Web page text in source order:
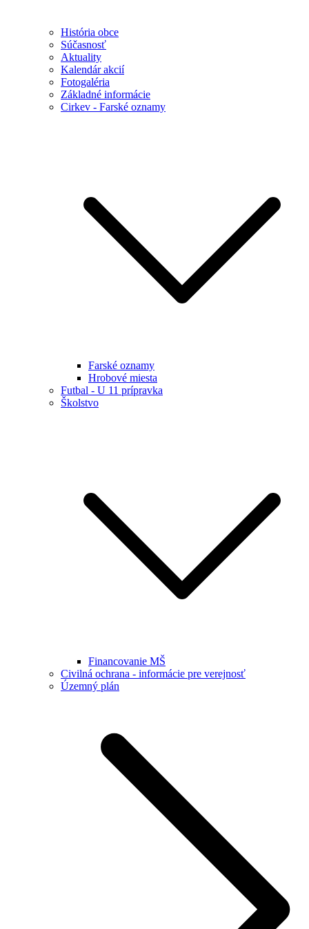
História obce
Súčasnosť
Aktuality
Kalendár akcií
Fotogaléria
Základné informácie
Cirkev - Farské oznamy
Farské oznamy
Hrobové miesta
Futbal - U 11 prípravka
Školstvo
Financovanie MŠ
Civilná ochrana - informácie pre verejnosť
Územný plán